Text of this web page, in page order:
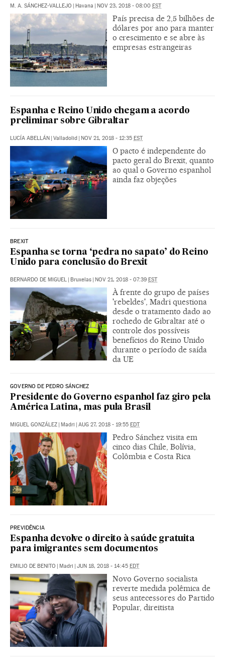
M. A. SÁNCHEZ-VALLEJO | Havana | NOV 23, 2018 - 08:00 EST
País precisa de 2,5 bilhões de
dólares por ano para manter
o crescimento e se abre às
empresas estrangeiras
Espanha e Reino Unido chegam a acordo
preliminar sobre Gibraltar
LUCÍA ABELLÁN | Valladolid | NOV 21, 2018 - 12:35 EST
O pacto é independente do
pacto geral do Brexit, quanto
ao qual o Governo espanhol
ainda faz objeções
BREXIT
Espanha se torna ‘pedra no sapato’ do Reino
Unido para conclusão do Brexit
BERNARDO DE MIGUEL | Bruxelas | NOV 21, 2018 - 07:39 EST
À frente do grupo de países
'rebeldes', Madri questiona
desde o tratamento dado ao
rochedo de Gibraltar até o
controle dos possíveis
benefícios do Reino Unido
durante o período de saída
da UE
GOVERNO DE PEDRO SÁNCHEZ
Presidente do Governo espanhol faz giro pela
América Latina, mas pula Brasil
MIGUEL GONZÁLEZ | Madri | AUG 27, 2018 - 19:55 EDT
Pedro Sánchez visita em
cinco dias Chile, Bolívia,
Colômbia e Costa Rica
PREVIDÊNCIA
Espanha devolve o direito à saúde gratuita
para imigrantes sem documentos
EMILIO DE BENITO | Madri | JUN 18, 2018 - 14:45 EDT
Novo Governo socialista
reverte medida polêmica de
seus antecessores do Partido
Popular, direitista